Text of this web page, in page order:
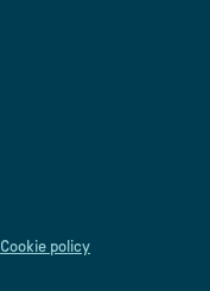
Cookie policy